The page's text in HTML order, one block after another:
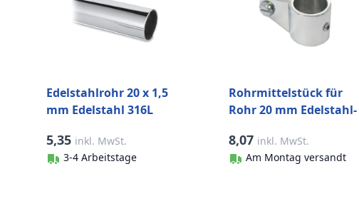
Edelstahlrohr 20 x 1,5
mm Edelstahl 316L
5,35 inkl. MwSt.
3-4 Arbeitstage
Rohrmittelstück für
Rohr 20 mm Edelstahl-
8,07 inkl. MwSt.
Am Montag versandt